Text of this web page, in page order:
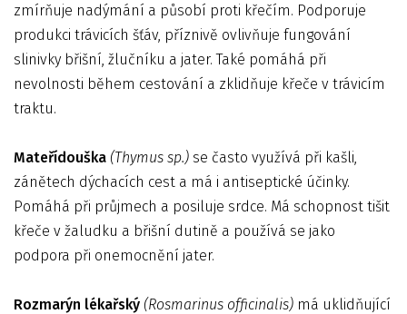
zmírňuje nadýmání a působí proti křečím. Podporuje
produkci trávicích šťáv, příznivě ovlivňuje fungování
slinivky břišní, žlučníku a jater. Také pomáhá při
nevolnosti během cestování a zklidňuje křeče v trávicím
traktu.
Mateřídouška (Thymus sp.) se často využívá při kašli,
zánětech dýchacích cest a má i antiseptické účinky.
Pomáhá při průjmech a posiluje srdce. Má schopnost tišit
křeče v žaludku a břišní dutině a používá se jako
podpora při onemocnění jater.
Rozmarýn lékařský (Rosmarinus officinalis) má uklidňující